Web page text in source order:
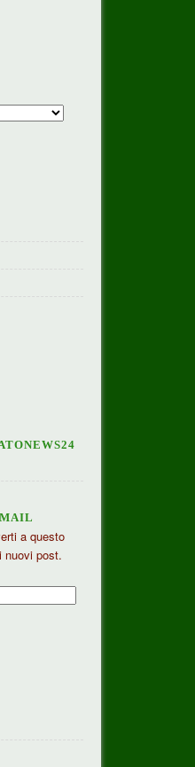
a questo
nuovi post.